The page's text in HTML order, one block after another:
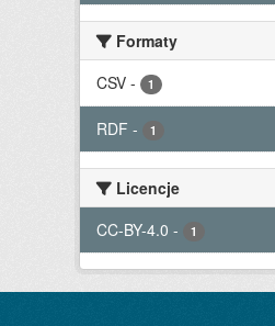
Formaty
CSV - 1
RDF - 1
Licencje
CC-BY-4.0 - 1